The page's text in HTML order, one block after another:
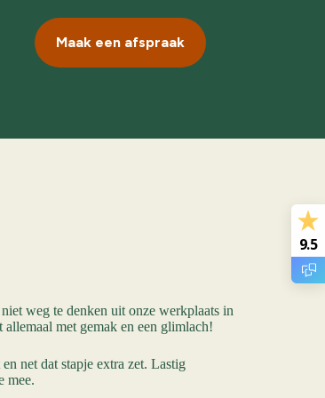
Maak een afspraak
weg te denken uit onze werkplaats in
met gemak en een glimlach!
net dat stapje extra zet. Lastig
mee.
9.5